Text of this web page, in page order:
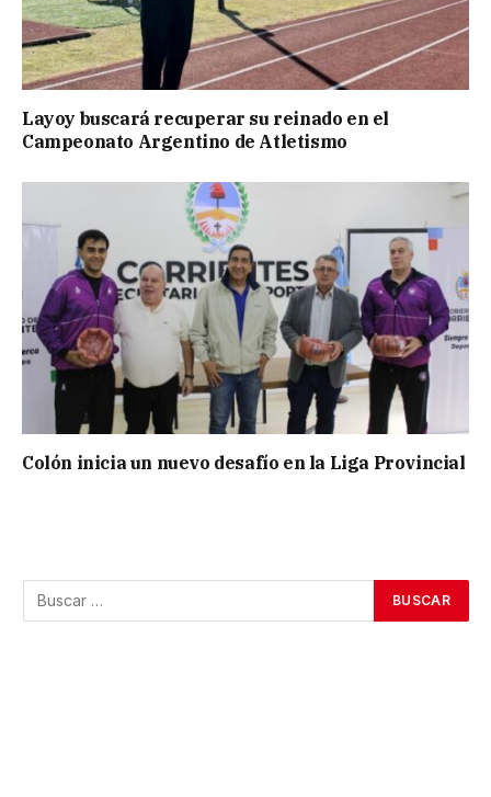
Layoy buscará recuperar su reinado en el
Campeonato Argentino de Atletismo
Colón inicia un nuevo desafío en la Liga Provincial